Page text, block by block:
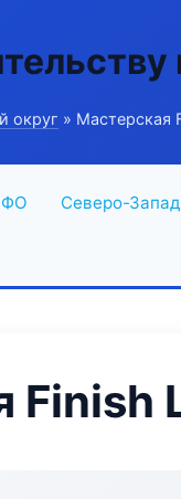
округ » Мастерская
ФО Северо-
Finish